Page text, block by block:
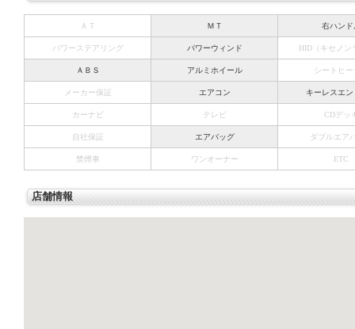
ＡＴ ＭＴ 右ハンド
パワーステアリング パワーウィンド HID（キセノン
ＡＢＳ アルミホイール シートヒー
メーカー保証 エアコン キーレスエン
カーナビ テレビ CDデッ
自社保証 エアバッグ ダブルエア
禁煙車 ワンオーナー ETC
店舗情報